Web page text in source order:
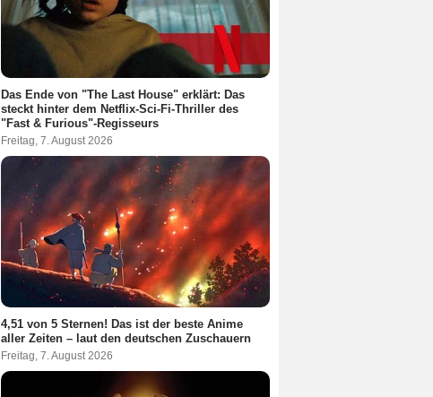
Das Ende von "The Last House" erklärt: Das
steckt hinter dem Netflix-Sci-Fi-Thriller des
"Fast & Furious"-Regisseurs
Freitag, 7. August 2026
4,51 von 5 Sternen! Das ist der beste Anime
aller Zeiten – laut den deutschen Zuschauern
Freitag, 7. August 2026